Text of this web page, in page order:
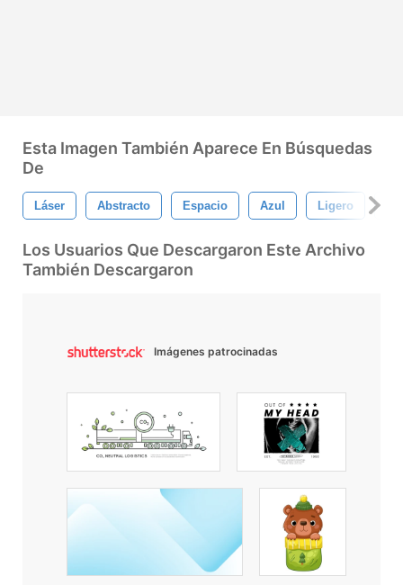
Esta Imagen También Aparece En Búsquedas
De
Láser Abstracto Espacio Azul Ligero
Los Usuarios Que Descargaron Este Archivo
También Descargaron
Imágenes patrocinadas